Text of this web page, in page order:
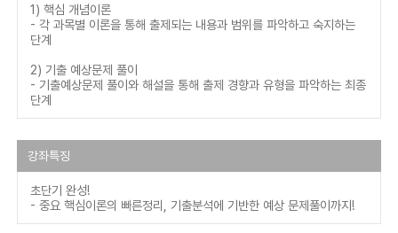
1) 핵심 개념이론
- 각 과목별 이론을 통해 출제되는 내용과 범위를 파악하고 숙지하는
단계
2) 기출 예상문제 풀이
- 기출예상문제 풀이와 해설을 통해 출제 경향과 유형을 파악하는 최종
단계
강좌특징
초단기 완성!
- 중요 핵심이론의 빠른정리, 기출분석에 기반한 예상 문제풀이까지!